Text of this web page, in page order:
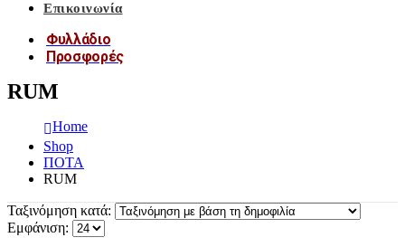
Επικοινωνία
Φυλλάδιο
Προσφορές
RUM
Home
Shop
ΠΟΤΑ
RUM
Ταξινόμηση κατά:
Εμφάνιση: